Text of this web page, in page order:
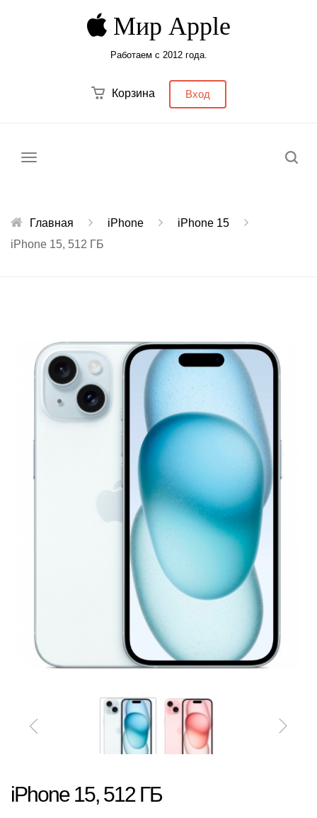
Мир Apple
Работаем с 2012 года.
Корзина Вход
Главная iPhone
iPhone 15
iPhone 15, 512 ГБ
iPhone 15, 512 ГБ